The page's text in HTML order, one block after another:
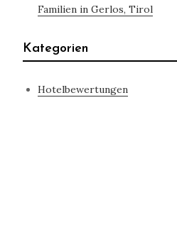
Familien in Gerlos, Tirol
Kategorien
Hotelbewertungen